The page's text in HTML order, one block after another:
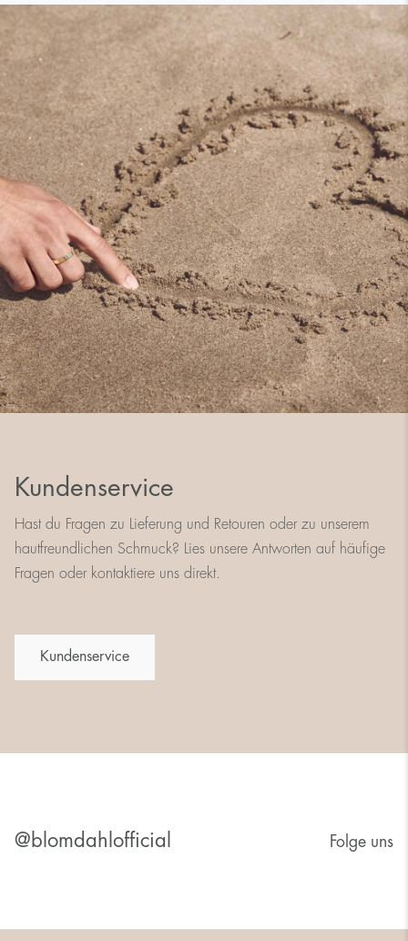
Kundenservice
Hast du Fragen zu Lieferung und Retouren oder zu unserem
hautfreundlichen Schmuck? Lies unsere Antworten auf häufige
Fragen oder kontaktiere uns direkt.
Kundenservice
@blomdahlofficial Folge uns